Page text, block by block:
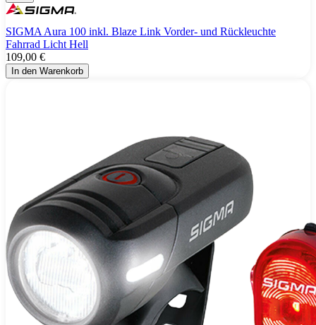
SIGMA Aura 100 inkl. Blaze Link Vorder- und Rückleuchte
Fahrrad Licht Hell
109,00 €
In den Warenkorb